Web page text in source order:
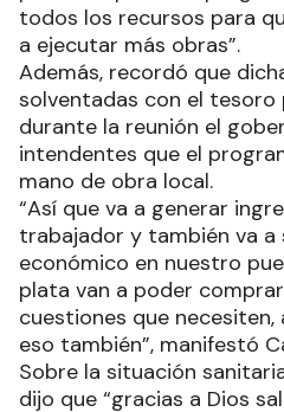
todos los recursos para
a ejecutar más obras”.
Además, recordó que
solventadas con el
durante la reunión el
intendentes que el
mano de obra local.
“Así que va a generar
trabajador y también va a
económico en nuestro
plata van a poder
cuestiones que
eso también”, manifestó
Sobre la situación
dijo que “gracias a Dios